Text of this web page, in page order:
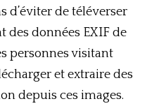
d’éviter de téléverser
des données EXIF de
personnes visitant
et extraire des
depuis ces images.